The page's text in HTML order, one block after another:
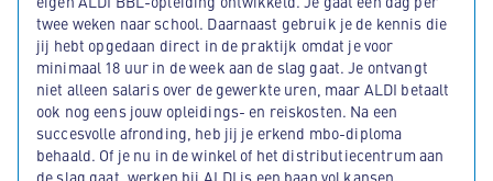
twee weken naar school. Daarnaast gebruik je de kennis die
jij hebt opgedaan direct in de praktijk omdat je voor
minimaal 18 uur in de week aan de slag gaat. Je ontvangt
niet alleen salaris over de gewerkte uren, maar ALDI betaalt
ook nog eens jouw opleidings- en reiskosten. Na een
succesvolle afronding, heb jij je erkend mbo-diploma
behaald. Of je nu in de winkel of het distributiecentrum aan
de slag gaat, werken bij ALDI is een baan vol kansen.